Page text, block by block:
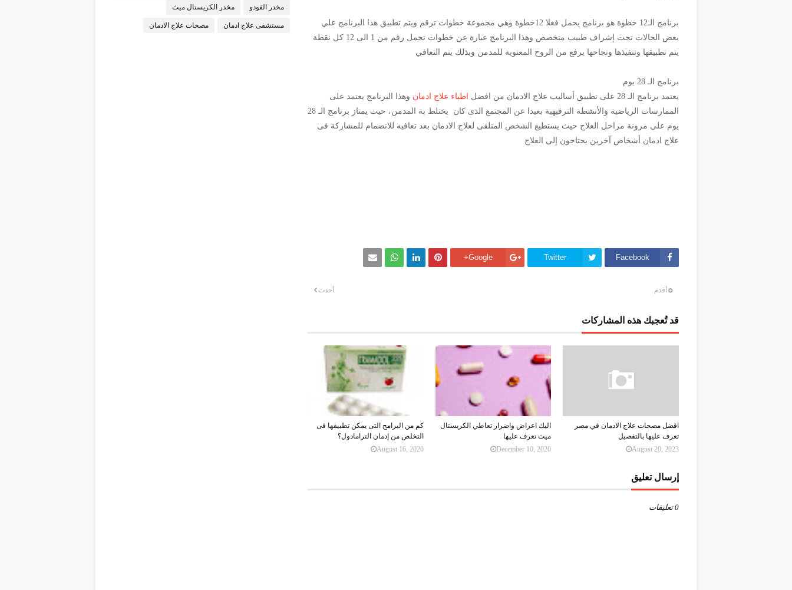
برنامج الـ12 خطوة هو برنامج يحمل فعلا 12خطوة وهي مجموعة خطوات ترقم ويتم تطبيق هذا البرنامج علي
بعض الحالات تحت إشراف طبيب متخصص وهذا البرنامج عبارة عن خطوات تحمل رقم من 1 الى 12 كل نقطة
يتم تطبيقها وتنفيذها ونجاحها يرفع من الروح المعنوية للمدمن وبذلك يتم التعافي
برنامج الـ 28 يوم
يعتمد برنامج الـ 28 على تطبيق أساليب علاج الادمان من افضل
اطباء علاج ادمان وهذا البرنامج يعتمد على
الممارسات الرياضية والأنشطة الترفيهية بعيدا عن المجتمع الذى كان يختلط بة المدمن، حيث يمتاز برنامج الـ 28
يوم على مرونة مراحل العلاج حيث يستطيع الشخص المتلقى لعلاج الادمان بعد تعافيه للانضمام للمشاركة فى
علاج ادمان أشخاص آخرين يحتاجون إلى العلاج
Facebook
Twitter
Google+
أحدث أقدم
قد تُعجبك هذه المشاركات
افضل مصحات علاج الادمان في مصر
تعرف عليها بالتفصيل
August 20, 2023
اليك اعراض واضرار تعاطي الكريستال
ميث تعرف عليها
December 10, 2020
كم من البرامج التى يمكن تطبيقها فى
التخلص من إدمان الترامادول؟
August 16, 2020
إرسال تعليق
0 تعليقات
مخدر الفودو مخدر الكريستال ميث
مستشفى علاج ادمان مصحات علاج الادمان